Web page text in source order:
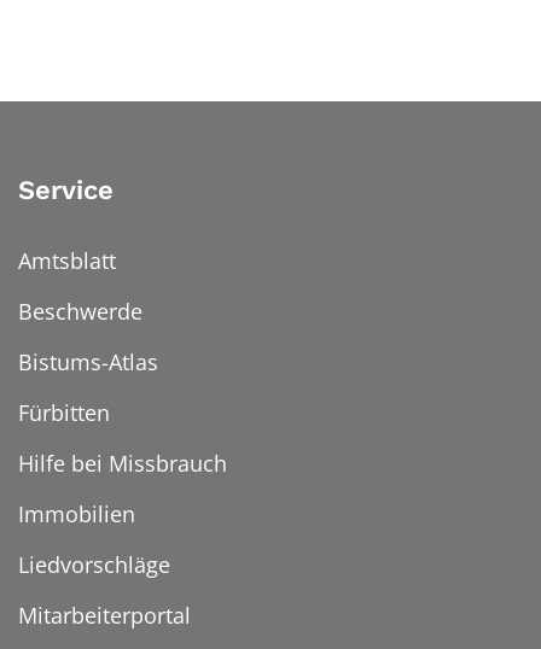
Service
Amtsblatt
Beschwerde
Bistums-Atlas
Fürbitten
Hilfe bei Missbrauch
Immobilien
Liedvorschläge
Mitarbeiterportal